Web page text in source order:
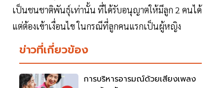
เป็นชนชาติพันธุ์เท่านั้น ที่ได้รับอนุญาตให้มีลูก 2 คนได้
แต่ต้องเข้าเงื่อนไข ในกรณีที่ลูกคนแรกเป็นผู้หญิง
ข่าวที่เกี่ยวข้อง
การบริหารอารมณ์ด้วยเสียงเพลง